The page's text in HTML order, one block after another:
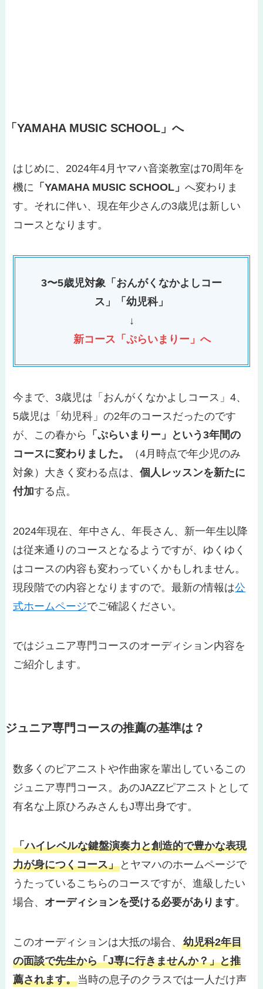
「YAMAHA MUSIC SCHOOL」 へ
はじめに、2024年4月ヤマハ音楽教室は70周年を
機に 「YAMAHA MUSIC SCHOOL」へ変わりま
す。それに伴い、現在年少さんの3歳児は新しい
コースとなります。
3〜5歳児対象 「おんがくなかよしコー
ス」「幼児科」
↓
新コース「ぷらいまりー」へ
今まで、3歳児は「おんがくなかよしコース」4、
5歳児は「幼児科」の2年のコースだったのです
が、この春から
「ぷらいまりー」という3年間の
コースに変わりました。
（4月時点で年少児のみ
対象）大きく変わる点は、個人レッスンを新たに
付加する点。
2024年現在、年中さん、年長さん、新一年生以降
は従来通りのコースとなるようですが、ゆくゆく
はコースの内容も変わっていくかもしれません。
現段階での内容となりますので。最新の情報は公
式ホームページでご確認ください。
ではジュニア専門コースのオーディション内容を
ご紹介します。
ジュニア専門コースの推薦の基準は？
数多くのピアニストや作曲家を輩出しているこの
ジュニア専門コース。あのJAZZピアニストとして
有名な上原ひろみさんもJ専出身です。
「ハイレベルな鍵盤演奏力と創造的で豊かな表現
力が身につくコース」 とヤマハのホームページで
うたっているこちらのコースですが、進級したい
場合、 オーディションを受ける必要があります。
このオーディションは大抵の場合、幼児科2年目
の面談で先生から「J専に行きませんか？」と推
薦されます。当時の息子のクラスでは一人だけ声